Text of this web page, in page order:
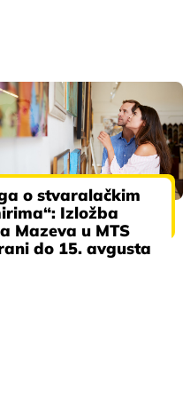
o stvaralačkim
Izložba
Mazeva u MTS
do 15. avgusta